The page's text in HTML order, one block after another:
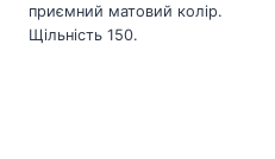
приємний матовий колір.
Щільність 150.